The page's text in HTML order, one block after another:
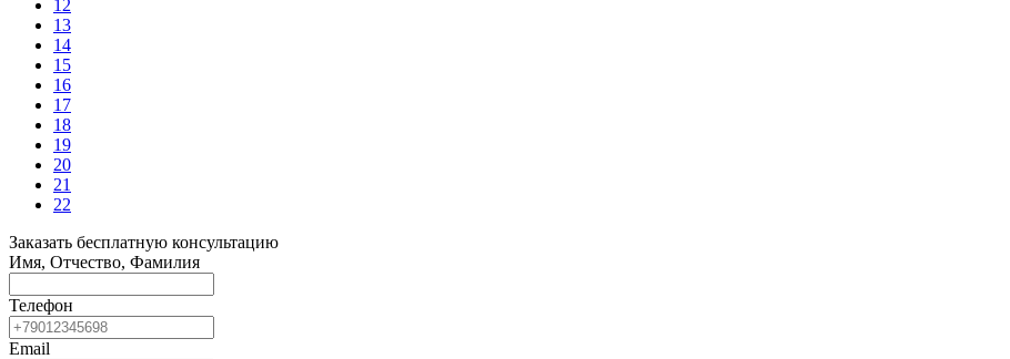
12
13
14
15
16
17
18
19
20
21
22
Заказать бесплатную консультацию
Имя, Отчество, Фамилия
Телефон
Email